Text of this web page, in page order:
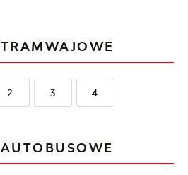
TRAMWAJOWE
2 3 4
AUTOBUSOWE